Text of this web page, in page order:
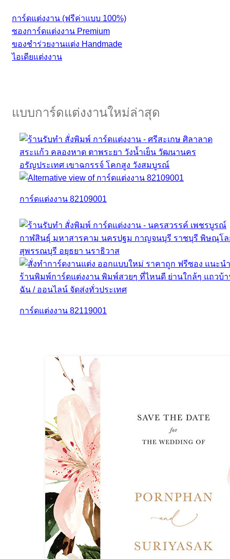
การ์ดแต่งงาน (ฟรีค่าแบบ 100%)
ซองการ์ดแต่งงาน Premium
ของชำร่วยงานแต่ง Handmade
ไอเดียแต่งงาน
แบบการ์ดแต่งงานใหม่ล่าสุด
การ์ดแต่งงาน 82109001
การ์ดแต่งงาน 82119001